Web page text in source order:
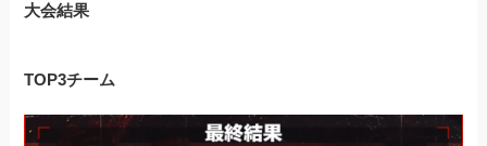
大会結果
TOP3チーム